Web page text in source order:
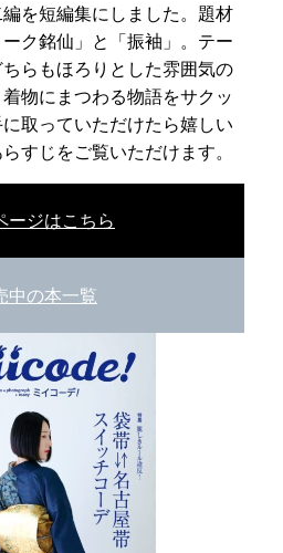
を短編集にしました。題材
ク銘仙」と「振袖」。テー
らもほろりとした雰囲気の
物にまつわる物語をサクッ
取っていただけたら嬉しい
すじをご覧いただけます。
ージはこちら
中の本一覧